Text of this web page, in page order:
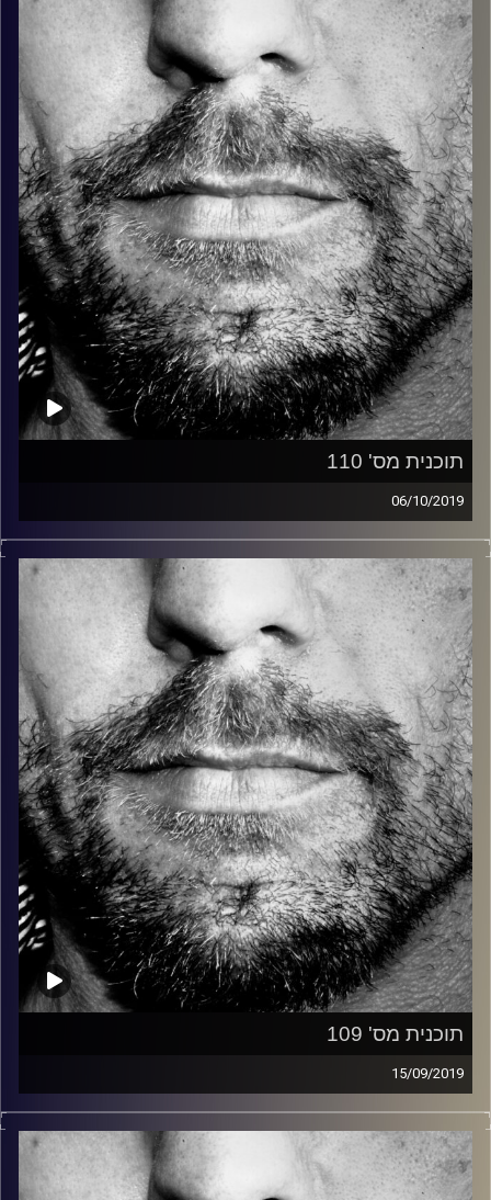
כל מה שחי, אמיתי ונושם.
עם שמוליק רגב.
קרדיט תמונות: David Goehring
תוכנית מס' 110
06/10/2019
זיפים, מוזיקה מחוספסת של הופעות חיות. הרבה ג'אם, רוק,
בלוז, bluegrass, ג'אז, Fאנק, פרוגרסיב ואפילו אלקטרוניקה.
כל מה שחי, אמיתי ונושם.
עם שמוליק רגב.
קרדיט תמונות: David Goehring
תוכנית מס' 109
15/09/2019
זיפים, מוזיקה מחוספסת של הופעות חיות. הרבה ג'אם, רוק,
בלוז, bluegrass, ג'אז, Fאנק, פרוגרסיב ואפילו אלקטרוניקה.
כל מה שחי, אמיתי ונושם.
עם שמוליק רגב.